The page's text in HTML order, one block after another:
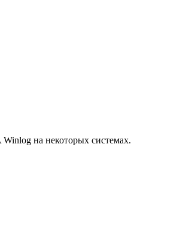
на некоторых системах.